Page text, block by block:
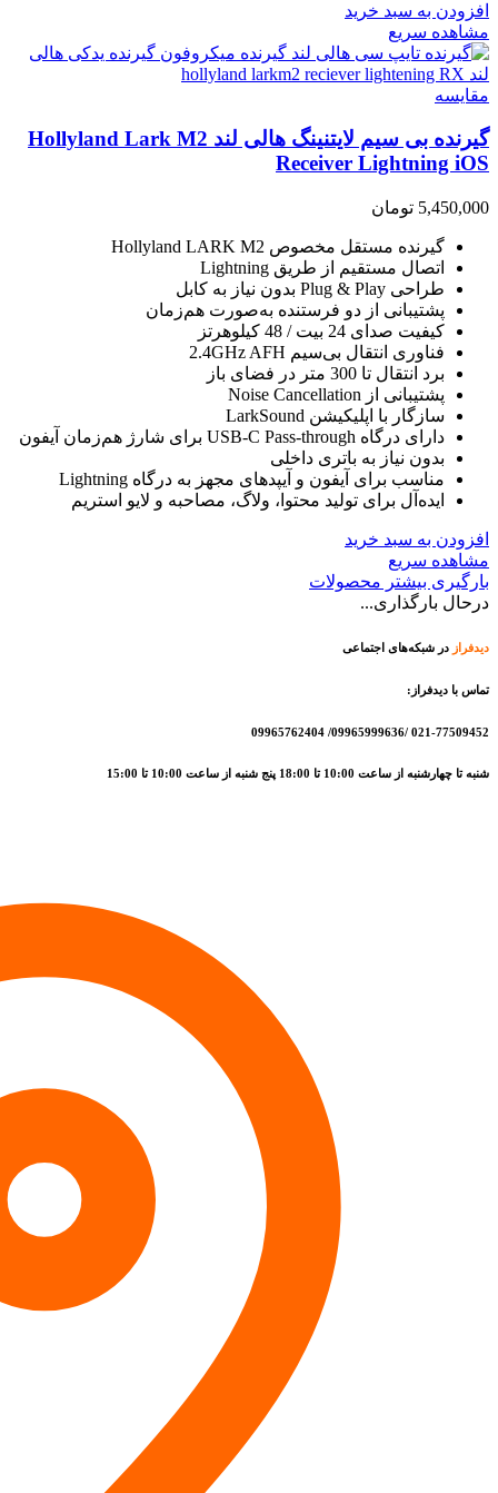
افزودن به سبد خرید
مشاهده سریع
مقایسه
گیرنده بی سیم لایتنینگ هالی لند Hollyland Lark M2
Receiver Lightning iOS
5,450,000 تومان
گیرنده مستقل مخصوص Hollyland LARK M2
اتصال مستقیم از طریق Lightning
طراحی Plug & Play بدون نیاز به کابل
پشتیبانی از دو فرستنده به‌صورت هم‌زمان
کیفیت صدای 24 بیت / 48 کیلوهرتز
فناوری انتقال بی‌سیم 2.4GHz AFH
برد انتقال تا 300 متر در فضای باز
پشتیبانی از Noise Cancellation
سازگار با اپلیکیشن LarkSound
دارای درگاه USB-C Pass-through برای شارژ هم‌زمان آیفون
بدون نیاز به باتری داخلی
مناسب برای آیفون و آیپدهای مجهز به درگاه Lightning
ایده‌آل برای تولید محتوا، ولاگ، مصاحبه و لایو استریم
افزودن به سبد خرید
مشاهده سریع
بارگیری بیشتر محصولات
درحال بارگذاری...
دیدفراز در شبکه‌های اجتماعی
تماس با دیدفراز:
021-77509452 /09965999636/ 09965762404
شنبه تا چهارشنبه از ساعت 10:00 تا 18:00 پنج شنبه از ساعت 10:00 تا 15:00